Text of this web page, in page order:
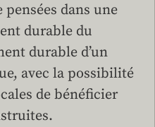
dans une
durable du
durable d’un
avec la possibilité
de bénéficier